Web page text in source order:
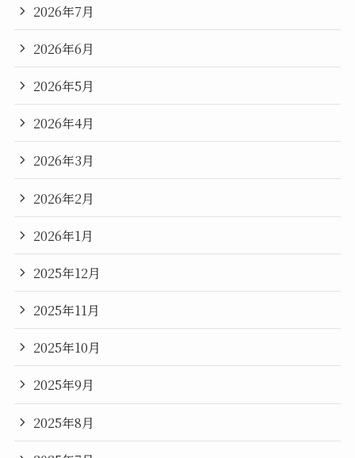
2026年7月
2026年6月
2026年5月
2026年4月
2026年3月
2026年2月
2026年1月
2025年12月
2025年11月
2025年10月
2025年9月
2025年8月